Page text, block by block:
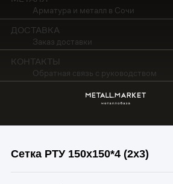
Арматура и металл в Сочи
ДОСТАВКА
Заказ доставки
КОНТАКТЫ
Обратная связь с руководством
Сетка РТУ 150х150*4 (2х3)